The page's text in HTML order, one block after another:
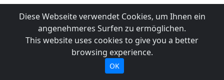
Diese Webseite verwendet Cookies, um Ihnen ein
angenehmeres Surfen zu ermöglichen.
This website uses cookies to give you a better
browsing experience.
OK